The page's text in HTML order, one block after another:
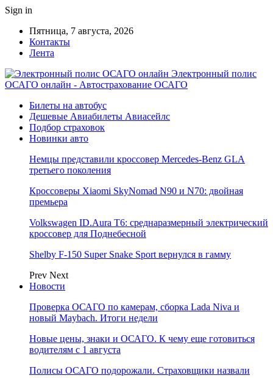
Sign in
Пятница, 7 августа, 2026
Контакты
Лента
Электронный полис
ОСАГО онлайн - Автострахование ОСАГО
Билеты на автобус
Дешевые Авиабилеты Авиасейлс
Подбор страховок
Новинки авто
Немцы представили кроссовер Mercedes-Benz GLA
третьего поколения
Кроссоверы Xiaomi SkyNomad N90 и N70: двойная
премьера
Volkswagen ID.Aura T6: среднаразмерный электрический
кроссовер для Поднебесной
Shelby F-150 Super Snake Sport вернулся в гамму
Prev Next
Новости
Проверка ОСАГО по камерам, сборка Lada Niva и
новый Maybach. Итоги недели
Новые цены, знаки и ОСАГО. К чему еще готовиться
водителям с 1 августа
Полисы ОСАГО подорожали. Страховщики назвали